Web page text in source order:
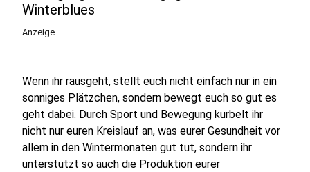
Winterblues
Anzeige
Wenn ihr rausgeht, stellt euch nicht einfach nur in ein
sonniges Plätzchen, sondern bewegt euch so gut es
geht dabei. Durch Sport und Bewegung kurbelt ihr
nicht nur euren Kreislauf an, was eurer Gesundheit vor
allem in den Wintermonaten gut tut, sondern ihr
unterstützt so auch die Produktion eurer